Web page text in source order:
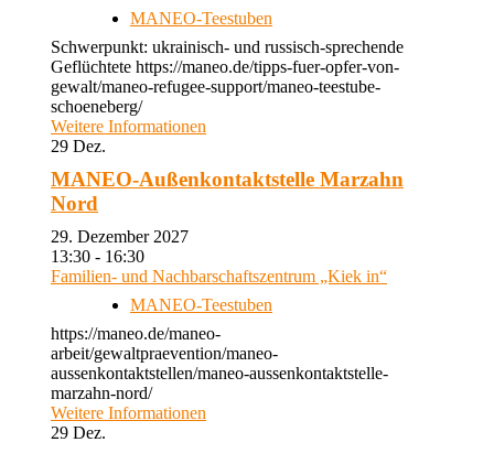
MANEO-Teestuben
Schwerpunkt: ukrainisch- und russisch-sprechende
Geflüchtete https://maneo.de/tipps-fuer-opfer-von-
gewalt/maneo-refugee-support/maneo-teestube-
schoeneberg/
Weitere Informationen
29 Dez.
MANEO-Außenkontaktstelle Marzahn
Nord
29. Dezember 2027
13:30 - 16:30
Familien- und Nachbarschaftszentrum „Kiek in“
MANEO-Teestuben
https://maneo.de/maneo-
arbeit/gewaltpraevention/maneo-
aussenkontaktstellen/maneo-aussenkontaktstelle-
marzahn-nord/
Weitere Informationen
29 Dez.